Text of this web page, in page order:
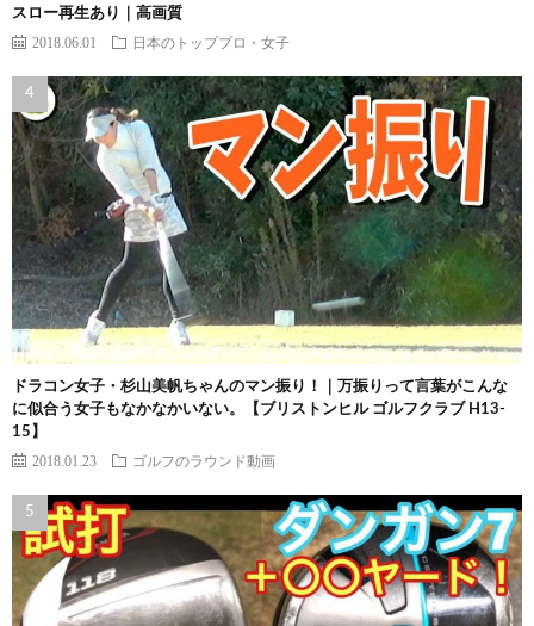
スロー再生あり｜高画質
2018.06.01 日本のトッププロ・女子
ドラコン女子・杉山美帆ちゃんのマン振り！｜万振りって言葉がこんな
に似合う女子もなかなかいない。【ブリストンヒル ゴルフクラブ H13-
15】
2018.01.23 ゴルフのラウンド動画